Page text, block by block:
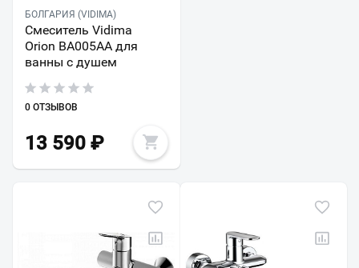
БОЛГАРИЯ (VIDIMA)
Смеситель Vidima
Orion BA005AA для
ванны с душем
0 ОТЗЫВОВ
13 590 ₽